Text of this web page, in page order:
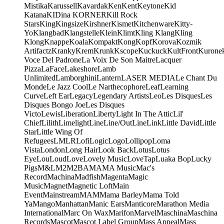
MistikaKarussellKavardakKenKentKeytoneKid
KatanaKIDina KORNERKill Rock
StarsKingKingsizeKirshnerKismetKitchenwareKitty-
YoKlangbadKlangstelleKleinKlimtKling KlangKling
KlongKnappeKoalaKompaktKongKopfKorovaKozmik
ArtifactzKrankyKremKrunkKscopeKuckuckKultFront
Voce Del PadroneLa Voix De Son MaitreLacquer
PizzaLaFaceLakeshoreLamb
UnlimitedLamborghiniLanternLASER MEDIALe Chant Du
MondeLe Jazz CoolLe NarthecophoreLeafLearning
CurveLeft EarLegacyLegendary ArtistsLeoLes DisquesLes
Disques Bongo JoeLes Disques
VictoLewisLiberationLibertyLight In The AtticLil'
ChiefLilithLimelightLineLine/OutLineLinkLittle DavidLittle
StarLittle Wing Of
RefugeesLMLRLofiLogicLogoLollipopLoma
VistaLondonLong HairLook BackLotusLotus
EyeLouLoudLoveLovely MusicLoveTapLuaka BopLucky
PigsM&LM2M2BAMAMA MusicMac's
RecordMachinaMadfishMagentaMagic
MusicMagnetMagnetic LoftMain
EventMainstreamMAMMama BarleyMama Told
YaMangoManhattanManic EarsManticoreMarathon Media
InternationalMarc On WaxMarifonMarvelMaschinaMaschina
RecordsMascotMascot Label GroupMass AppealMass